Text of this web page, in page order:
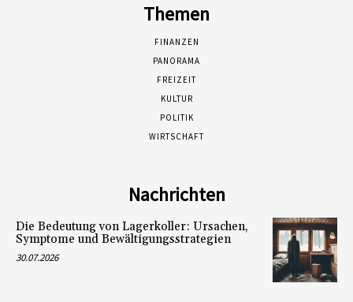
Themen
FINANZEN
PANORAMA
FREIZEIT
KULTUR
POLITIK
WIRTSCHAFT
Nachrichten
Die Bedeutung von Lagerkoller: Ursachen,
Symptome und Bewältigungsstrategien
30.07.2026